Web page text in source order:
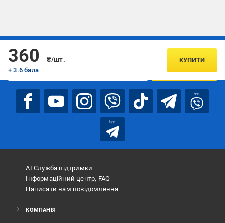
360
₴/шт.
+ 3.6 бала
КУПИТИ
Підписуйтесь, щоб дізнаватись першим про акції та пропозиції
ПІДПИСАТИСЯ
bot
bot
АІ Служба підтримки
Інформаційний центр, FAQ
Написати нам повідомлення
КОМПАНІЯ